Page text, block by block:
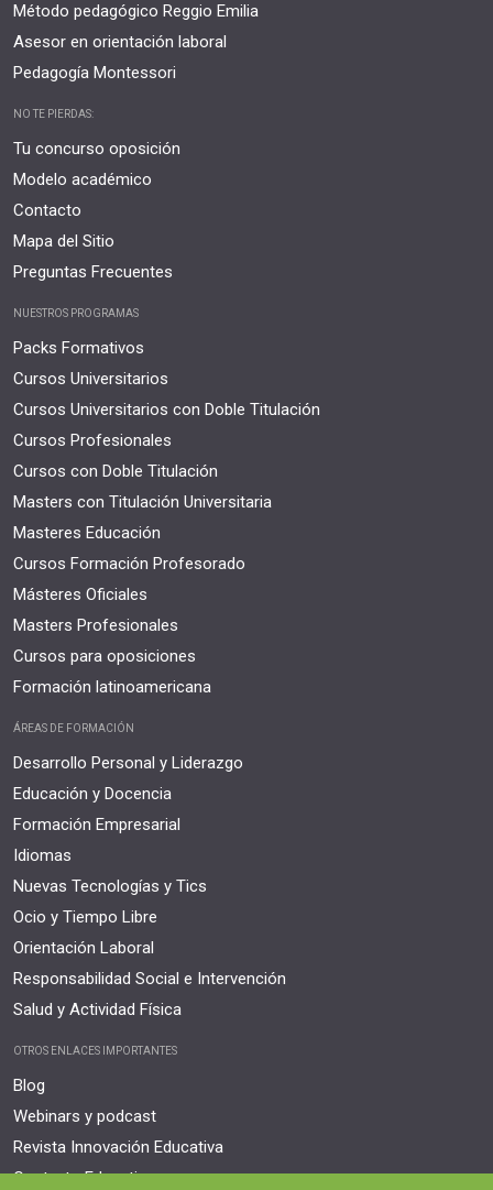
Método pedagógico Reggio Emilia
Asesor en orientación laboral
Pedagogía Montessori
NO TE PIERDAS:
Tu concurso oposición
Modelo académico
Contacto
Mapa del Sitio
Preguntas Frecuentes
NUESTROS PROGRAMAS
Packs Formativos
Cursos Universitarios
Cursos Universitarios con Doble Titulación
Cursos Profesionales
Cursos con Doble Titulación
Masters con Titulación Universitaria
Masteres Educación
Cursos Formación Profesorado
Másteres Oficiales
Masters Profesionales
Cursos para oposiciones
Formación latinoamericana
ÁREAS DE FORMACIÓN
Desarrollo Personal y Liderazgo
Educación y Docencia
Formación Empresarial
Idiomas
Nuevas Tecnologías y Tics
Ocio y Tiempo Libre
Orientación Laboral
Responsabilidad Social e Intervención
Salud y Actividad Física
OTROS ENLACES IMPORTANTES
Blog
Webinars y podcast
Revista Innovación Educativa
Contexto Educativo